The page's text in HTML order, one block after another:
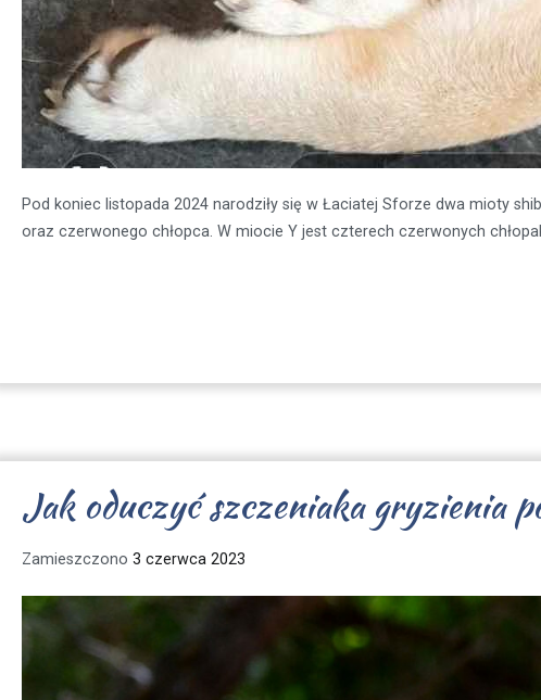
Pod koniec listopada 2024 narodziły się w Łaciatej Sforze dwa mioty
oraz czerwonego chłopca. W miocie Y jest czterech czerwonych
Jak oduczyć szczeniaka gryzienia
Zamieszczono 3 czerwca 2023